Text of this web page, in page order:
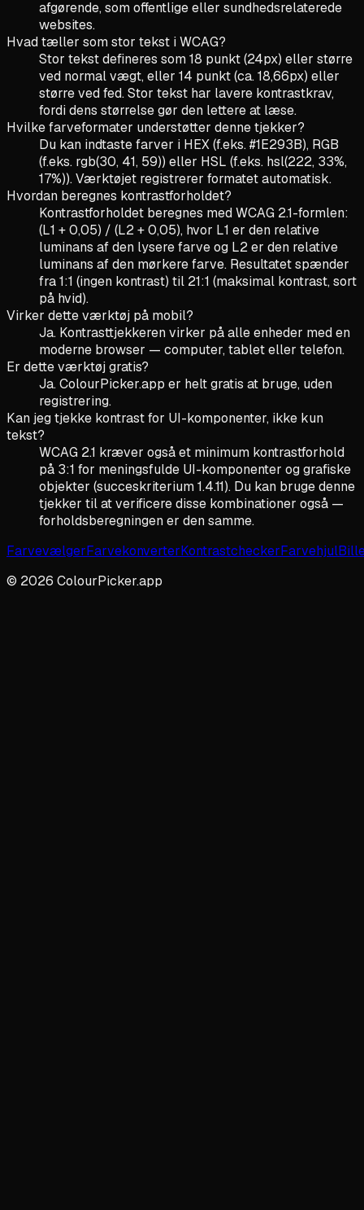
afgørende, som offentlige eller sundhedsrelaterede
websites.
Hvad tæller som stor tekst i WCAG?
Stor tekst defineres som 18 punkt (24px) eller større
ved normal vægt, eller 14 punkt (ca. 18,66px) eller
større ved fed. Stor tekst har lavere kontrastkrav,
fordi dens størrelse gør den lettere at læse.
Hvilke farveformater understøtter denne tjekker?
Du kan indtaste farver i HEX (f.eks. #1E293B), RGB
(f.eks. rgb(30, 41, 59)) eller HSL (f.eks. hsl(222, 33%,
17%)). Værktøjet registrerer formatet automatisk.
Hvordan beregnes kontrastforholdet?
Kontrastforholdet beregnes med WCAG 2.1-formlen:
(L1 + 0,05) / (L2 + 0,05), hvor L1 er den relative
luminans af den lysere farve og L2 er den relative
luminans af den mørkere farve. Resultatet spænder
fra 1:1 (ingen kontrast) til 21:1 (maksimal kontrast, sort
på hvid).
Virker dette værktøj på mobil?
Ja. Kontrasttjekkeren virker på alle enheder med en
moderne browser — computer, tablet eller telefon.
Er dette værktøj gratis?
Ja. ColourPicker.app er helt gratis at bruge, uden
registrering.
Kan jeg tjekke kontrast for UI-komponenter, ikke kun
tekst?
WCAG 2.1 kræver også et minimum kontrastforhold
på 3:1 for meningsfulde UI-komponenter og grafiske
objekter (succeskriterium 1.4.11). Du kan bruge denne
tjekker til at verificere disse kombinationer også —
forholdsberegningen er den samme.
FarvevælgerFarvekonverterKontrastcheckerFarvehjul
© 2026 ColourPicker.app